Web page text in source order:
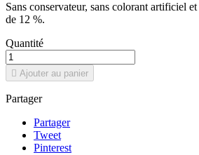
Sans conservateur, sans colorant artificiel
de 12 %.
Quantité
 Ajouter au panier
Partager
Partager
Tweet
Pinterest